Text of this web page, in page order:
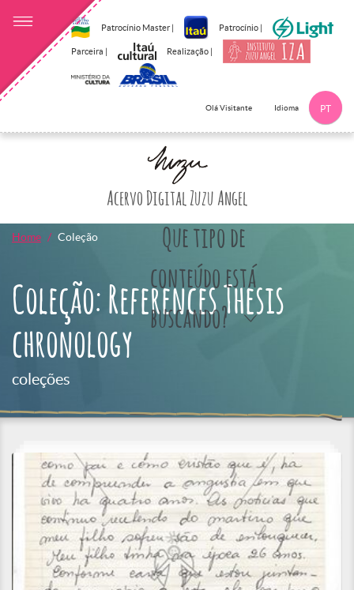
Patrocínio Master | Patrocínio |
Parceira | Realização |
Olá Visitante Idioma PT
Acervo Digital Zuzu Angel
Que tipo de
conteúdo está
buscando?
Home Coleção
Coleção: References Thesis
chronology
coleções